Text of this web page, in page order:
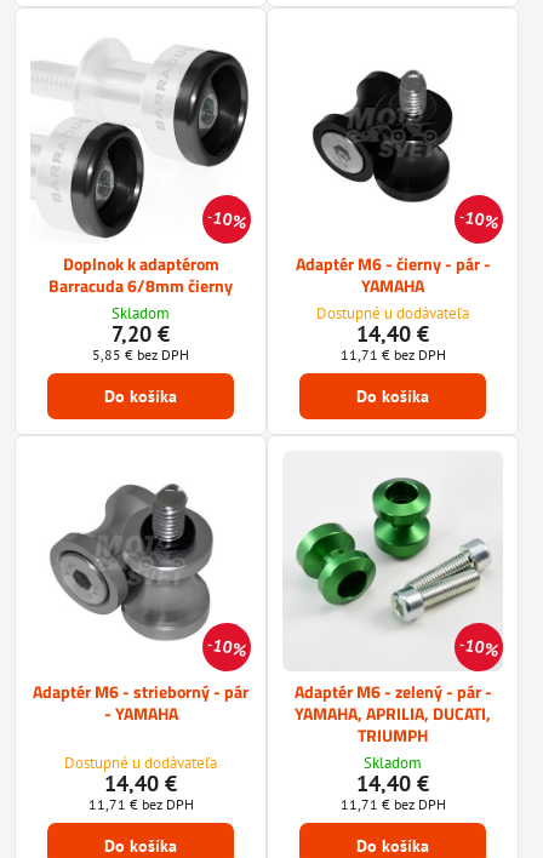
10%
Doplnok k adaptérom
Barracuda 6/8mm čierny
Skladom
7,20 €
5,85 € bez DPH
Do košíka
10%
Adaptér M6 - čierny - pár -
YAMAHA
Dostupné u dodávateľa
14,40 €
11,71 € bez DPH
Do košíka
10%
Adaptér M6 - strieborný - pár
- YAMAHA
Dostupné u dodávateľa
14,40 €
11,71 € bez DPH
Do košíka
10%
Adaptér M6 - zelený - pár -
YAMAHA, APRILIA, DUCATI,
TRIUMPH
Skladom
14,40 €
11,71 € bez DPH
Do košíka